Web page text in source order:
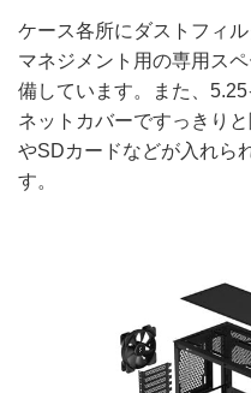
ケース各所にダストフィ
マネジメント用の専用ス
備しています。また、
ネットカバーですっきり
やSDカードなどが入れら
す。